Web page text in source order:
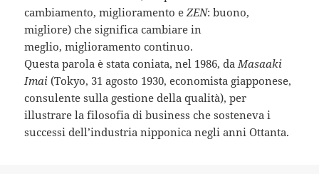
cambiamento, miglioramento eZEN: buono,
migliore) che significa cambiare in
meglio, miglioramento continuo.
Questa parola è stata coniata, nel 1986, da Masaaki
Imai (Tokyo, 31 agosto 1930, economista giapponese,
consulente sulla gestione della qualità), per
illustrare la filosofia di business che sosteneva i
successi dell’industria nipponica negli anni Ottanta.